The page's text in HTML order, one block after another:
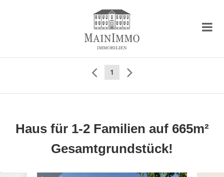
1
Haus für 1-2 Familien auf 665m²
Gesamtgrundstück!